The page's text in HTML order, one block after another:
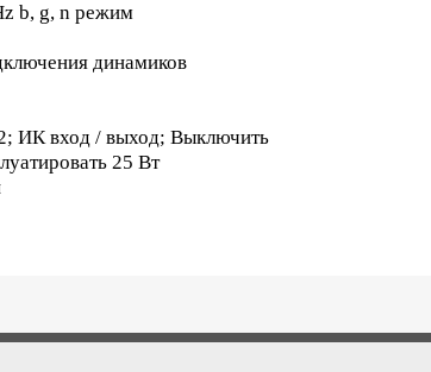
b, g, n режим
динамиков
ИК вход / выход; Выключить
25 Вт